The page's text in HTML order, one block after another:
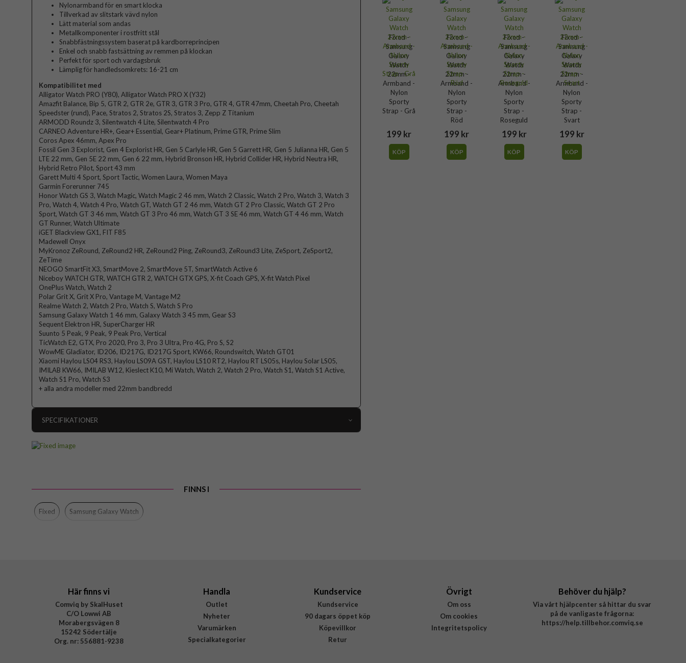
Fixed -
Samsung
Galaxy
Watch
22mm -
Armband -
Nylon
Sporty
Strap - Grå
199 kr
KÖP
Fixed -
Samsung
Galaxy
Watch
22mm -
Armband -
Nylon
Sporty
Strap -
Röd
199 kr
KÖP
Fixed -
Samsung
Galaxy
Watch
22mm -
Armband -
Nylon
Sporty
Strap -
Roseguld
199 kr
KÖP
Fixed -
Samsung
Galaxy
Watch
22mm -
Armband -
Nylon
Sporty
Strap -
Svart
199 kr
KÖP
Nylonarmband för en smart klocka
Tillverkad av slitstark vävd nylon
Lätt material som andas
Metallkomponenter i rostfritt stål
Snabbfästningssystem baserat på kardborreprincipen
Enkel och snabb fastsättning av remmen på klockan
Perfekt för sport och vardagsbruk
Lämplig för handledsomkrets: 16-21 cm
Kompatibilitet med
Alligator Watch PRO (Y80), Alligator Watch PRO X (Y32)
Amazfit Balance, Bip 5, GTR 2, GTR 2e, GTR 3, GTR 3 Pro, GTR 4, GTR 47mm, Cheetah Pro, Cheetah
Speedster (rund), Pace, Stratos 2, Stratos 2S, Stratos 3, Zepp Z Titanium
ARMODD Roundz 3, Silentwatch 4 Lite, Silentwatch 4 Pro
CARNEO Adventure HR+, Gear+ Essential, Gear+ Platinum, Prime GTR, Prime Slim
Coros Apex 46mm, Apex Pro
Fossil Gen 3 Explorist, Gen 4 Explorist HR, Gen 5 Carlyle HR, Gen 5 Garrett HR, Gen 5 Julianna HR, Gen 5
LTE 22 mm, Gen 5E 22 mm, Gen 6 22 mm, Hybrid Bronson HR, Hybrid Collider HR, Hybrid Neutra HR,
Hybrid Retro Pilot, Sport 43 mm
Garett Multi 4 Sport, Sport Tactic, Women Laura, Women Maya
Garmin Forerunner 745
Honor Watch GS 3, Watch Magic, Watch Magic 2 46 mm, Watch 2 Classic, Watch 2 Pro, Watch 3, Watch 3
Pro, Watch 4, Watch 4 Pro, Watch GT, Watch GT 2 46 mm, Watch GT 2 Pro Classic, Watch GT 2 Pro
Sport, Watch GT 3 46 mm, Watch GT 3 Pro 46 mm, Watch GT 3 SE 46 mm, Watch GT 4 46 mm, Watch
GT Runner, Watch Ultimate
iGET Blackview GX1, FIT F85
Madewell Onyx
MyKronoz ZeRound, ZeRound2 HR, ZeRound2 Ping, ZeRound3, ZeRound3 Lite, ZeSport, ZeSport2,
ZeTime
NEOGO SmartFit X3, SmartMove 2, SmartMove 5T, SmartWatch Active 6
Niceboy WATCH GTR, WATCH GTR 2, WATCH GTX GPS, X-fit Coach GPS, X-fit Watch Pixel
OnePlus Watch, Watch 2
Polar Grit X, Grit X Pro, Vantage M, Vantage M2
Realme Watch 2, Watch 2 Pro, Watch S, Watch S Pro
Samsung Galaxy Watch 1 46 mm, Galaxy Watch 3 45 mm, Gear S3
Sequent Elektron HR, SuperCharger HR
Suunto 5 Peak, 9 Peak, 9 Peak Pro, Vertical
TicWatch E2, GTX, Pro 2020, Pro 3, Pro 3 Ultra, Pro 4G, Pro S, S2
WowME Gladiator, ID206, ID217G, ID217G Sport, KW66, Roundswitch, Watch GT01
Xiaomi Haylou LS04 RS3, Haylou LS09A GST, Haylou LS10 RT2, Haylou RT LS05s, Haylou Solar LS05,
IMILAB KW66, IMILAB W12, Kieslect K10, Mi Watch, Watch 2, Watch 2 Pro, Watch S1, Watch S1 Active,
Watch S1 Pro, Watch S3
+ alla andra modeller med 22mm bandbredd
SPECIFIKATIONER
Färg
Blå
Material
FINNS I
Fixed Samsung Galaxy Watch
Här finns vi
Comviq by SkalHuset
C/O Lowwi AB
Morabergsvägen 8
15242 Södertälje
Org. nr: 556881-9238
Handla
Outlet
Nyheter
Varumärken
Specialkategorier
Kundservice
Kundservice
90 dagars öppet köp
Köpevillkor
Retur
Övrigt
Om oss
Om cookies
Integritetspolicy
Behöver du hjälp?
Via vårt hjälpcenter så hittar du svar
på de vanligaste frågorna:
https://help.tillbehor.comviq.se